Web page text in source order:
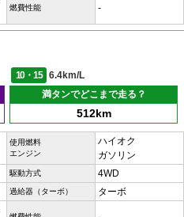
燃費性能 -
10・15
6.4km/L
満タンでどこまで走る？
512km
使用燃料
エンジン
ハイオク
ガソリン
駆動方式 4WD
過給器（ターボ） ターボ